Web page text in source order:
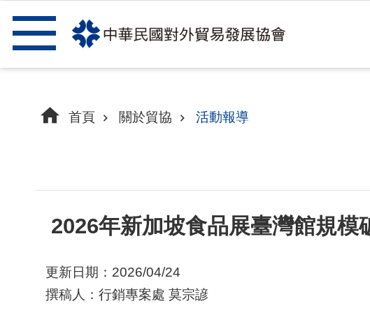
跳到主要內容區塊
首頁 關於貿協 活動報導
2026年新加坡食品展臺灣館規
更新日期：2026/04/24
撰稿人：行銷專案處 莫宗諺